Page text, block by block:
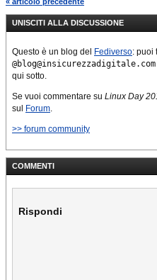
UNISCITI ALLA DISCUSSIONE
Questo è un blog del Fediverso: puoi
@blog@insicurezzadigitale.com
qui sotto.
Se vuoi commentare su Linux Day
sul
Forum.
>> forum community
COMMENTI
Rispondi